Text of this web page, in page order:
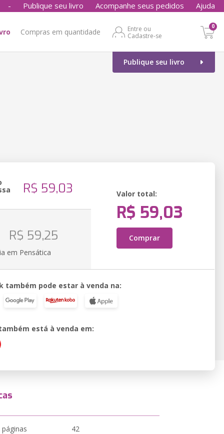
- Publique seu livro Acompanhe seus pedidos Ajuda
Compras em quantidade
Entre ou
Cadastre-se
0
Publique seu livro
R$ 59,03 Valor total:
R$ 59,03
Comprar
R$ 59,25
em Pensática
também pode estar à venda na:
está à venda em:
42